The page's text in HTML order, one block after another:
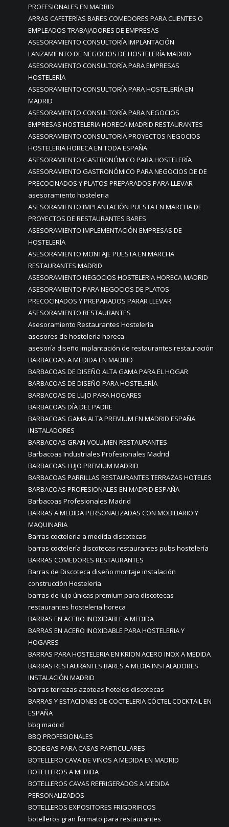
PROFESIONALES EN MADRID
ARRAS CAFETERÍAS BARES COMEDORES PARA CLIENTES O
EMPLEADOS TRABAJADORES DE EMPRESAS
ASESORAMIENTO CONSULTORÍA IMPLANTACIÓN
LANZAMIENTO DE NEGOCIOS DE HOSTELERÍA MADRID
ASESORAMIENTO CONSULTORÍA PARA EMPRESAS
HOSTELERÍA
ASESORAMIENTO CONSULTORÍA PARA HOSTELERÍA EN
MADRID
ASESORAMIENTO CONSULTORÍA PARA NEGOCIOS
EMPRESAS HOSTELERIA HORECA MADRID RESTAURANTES
ASESORAMIENTO CONSULTORIA PROYECTOS NEGOCIOS
HOSTELERIA HORECA EN TODA ESPAÑA.
ASESORAMIENTO GASTRONÓMICO PARA HOSTELERÍA
ASESORAMIENTO GASTRONÓMICO PARA NEGOCIOS DE DE
PRECOCINADOS Y PLATOS PREPARADOS PARA LLEVAR
asesoramiento hosteleria
ASESORAMIENTO IMPLANTACIÓN PUESTA EN MARCHA DE
PROYECTOS DE RESTAURANTES BARES
ASESORAMIENTO IMPLEMENTACIÓN EMPRESAS DE
HOSTELERÍA
ASESORAMIENTO MONTAJE PUESTA EN MARCHA
RESTAURANTES MADRID
ASESORAMIENTO NEGOCIOS HOSTELERIA HORECA MADRID
ASESORAMIENTO PARA NEGOCIOS DE PLATOS
PRECOCINADOS Y PREPARADOS PARAR LLEVAR
ASESORAMIENTO RESTAURANTES
Asesoramiento Restaurantes Hostelería
asesores de hosteleria horeca
asesoría diseño implantación de restaurantes restauración
BARBACOAS A MEDIDA EN MADRID
BARBACOAS DE DISEÑO ALTA GAMA PARA EL HOGAR
BARBACOAS DE DISEÑO PARA HOSTELERÍA
BARBACOAS DE LUJO PARA HOGARES
BARBACOAS DÍA DEL PADRE
BARBACOAS GAMA ALTA PREMIUM EN MADRID ESPAÑA
INSTALADORES
BARBACOAS GRAN VOLUMEN RESTAURANTES
Barbacoas Industriales Profesionales Madrid
BARBACOAS LUJO PREMIUM MADRID
BARBACOAS PARRILLAS RESTAURANTES TERRAZAS HOTELES
BARBACOAS PROFESIONALES EN MADRID ESPAÑA
Barbacoas Profesionales Madrid
BARRAS A MEDIDA PERSONALIZADAS CON MOBILIARIO Y
MAQUINARIA
Barras cocteleria a medida discotecas
barras coctelería discotecas restaurantes pubs hostelería
BARRAS COMEDORES RESTAURANTES
Barras de Discoteca diseño montaje instalación
construcción Hosteleria
barras de lujo únicas premium para discotecas
restaurantes hosteleria horeca
BARRAS EN ACERO INOXIDABLE A MEDIDA
BARRAS EN ACERO INOXIDABLE PARA HOSTELERIA Y
HOGARES
BARRAS PARA HOSTELERIA EN KRION ACERO INOX A MEDIDA
BARRAS RESTAURANTES BARES A MEDIA INSTALADORES
INSTALACIÓN MADRID
barras terrazas azoteas hoteles discotecas
BARRAS Y ESTACIONES DE COCTELERIA CÓCTEL COCKTAIL EN
ESPAÑA
bbq madrid
BBQ PROFESIONALES
BODEGAS PARA CASAS PARTICULARES
BOTELLERO CAVA DE VINOS A MEDIDA EN MADRID
BOTELLEROS A MEDIDA
BOTELLEROS CAVAS REFRIGERADOS A MEDIDA
PERSONALIZADOS
BOTELLEROS EXPOSITORES FRIGORIFICOS
botelleros gran formato para restaurantes